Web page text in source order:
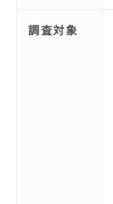
調査対象